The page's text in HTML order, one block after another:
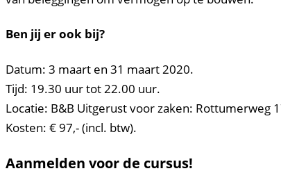
Ben jij er ook bij?
Datum: 3 maart en 31 maart 2020.
Tijd: 19.30 uur tot 22.00 uur.
Locatie: B&B Uitgerust voor zaken: Rottumerweg
Kosten: € 97,- (incl. btw).
Aanmelden voor de cursus!